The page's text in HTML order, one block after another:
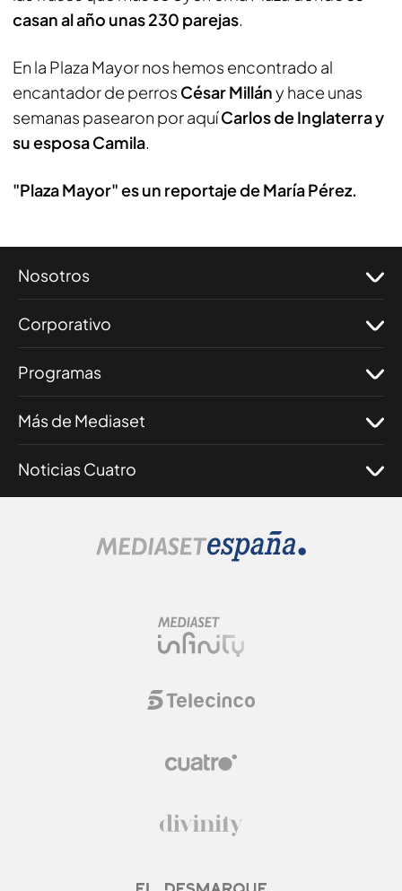
casan al año unas 230 parejas.
En la Plaza Mayor nos hemos encontrado al
encantador de perros César Millány hace unas
semanas pasearon por aquíCarlos de Inglaterra y
su esposa Camila.
"Plaza Mayor" es un reportaje de María Pérez.
Nosotros
Corporativo
Programas
Más de Mediaset
Noticias Cuatro